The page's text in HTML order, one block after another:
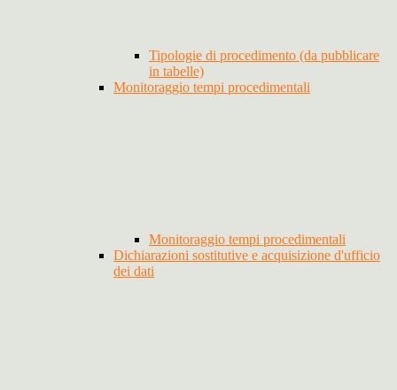
Tipologie di procedimento (da pubblicare
in tabelle)
Monitoraggio tempi procedimentali
Monitoraggio tempi procedimentali
Dichiarazioni sostitutive e acquisizione d'ufficio
dei dati